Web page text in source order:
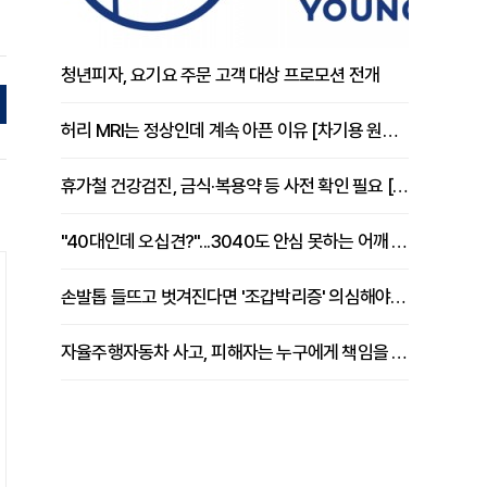
청년피자, 요기요 주문 고객 대상 프로모션 전개
허리 MRI는 정상인데 계속 아픈 이유 [차기용 원장 칼럼]
휴가철 건강검진, 금식·복용약 등 사전 확인 필요 [정도감 원장 칼럼]
"40대인데 오십견?"...3040도 안심 못하는 어깨 유착성 관절낭염
손발톱 들뜨고 벗겨진다면 '조갑박리증' 의심해야 [김철윤 원장 칼럼]
자율주행자동차 사고, 피해자는 누구에게 책임을 물을 수 있을까